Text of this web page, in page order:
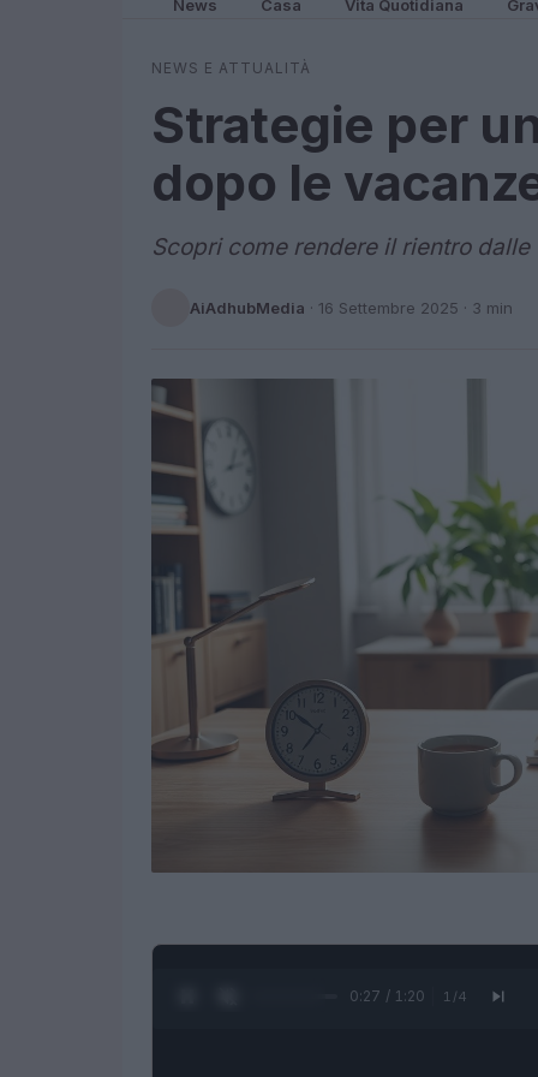
News Casa Vita Quotidiana
NEWS E ATTUALITÀ
Strategie per
dopo le
Scopri come rendere il rientro
AiAdhubMedia · 16 Settembre 2025 · 3 min
0:28 / 1:20 1 /4